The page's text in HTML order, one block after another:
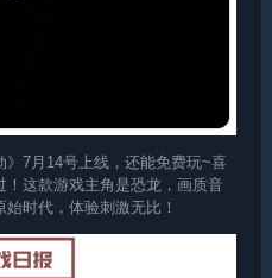
7月14号上线，还能免费玩~喜
这款游戏主角是恐龙，画质音
时代，体验刺激无比！